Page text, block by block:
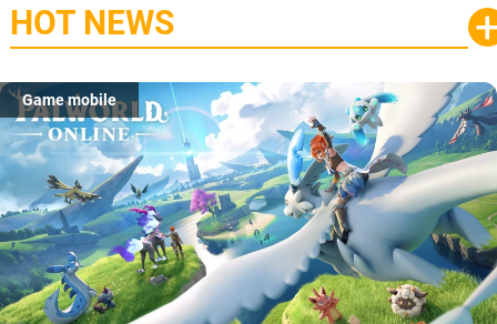
HOT NEWS
Game mobile